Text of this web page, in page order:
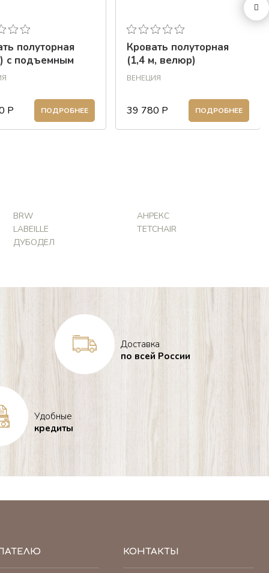
полуторная
с подъемным
(экокожа)
Р ПОДРОБНЕЕ
Кровать полуторная
(1,4 м, велюр)
ВЕНЕЦИЯ
39 780 Р ПОДРОБНЕЕ
BRW
АНРЕКС
LABEILLE
TETCHAIR
ДУБОДЕЛ
Доставка
по всей России
Удобные
кредиты
КОНТАКТЫ